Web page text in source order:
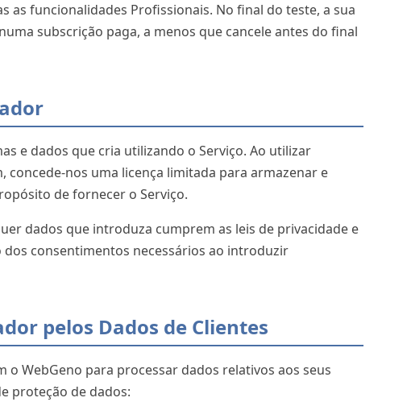
as funcionalidades Profissionais. No final do teste, a sua
subscrição paga, a menos que cancele antes do final
e dados que cria utilizando o Serviço. Ao utilizar
nos uma licença limitada para armazenar e
de fornecer o Serviço.
dados que introduza cumprem as leis de privacidade e
consentimentos necessários ao introduzir
pelos Dados de Clientes
WebGeno para processar dados relativos aos seus
proteção de dados: